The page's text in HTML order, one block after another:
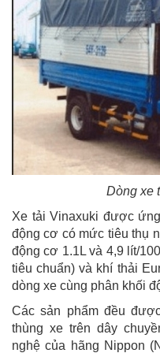
Dòng xe
Xe tải Vinaxuki được
động cơ có mức tiêu thụ
động cơ 1.1L và 4,9 lít/
tiêu chuẩn) và khí thải
dòng xe cùng phân khối
Các sản phẩm đều
thùng xe trên dây
nghệ của hãng Nippon